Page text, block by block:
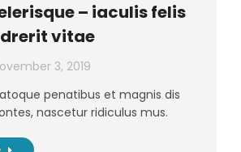
– iaculis felis
vitae
3, 2019
penatibus et magnis dis
nascetur ridiculus mus.